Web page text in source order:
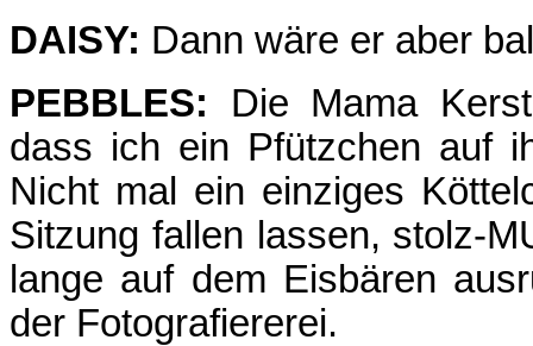
DAISY: Dann wäre er aber
PEBBLES: Die Mama
dass ich ein Pfützchen auf
Nicht mal ein einziges
Sitzung fallen lassen, stolz-
lange auf dem Eisbären
der Fotografiererei.